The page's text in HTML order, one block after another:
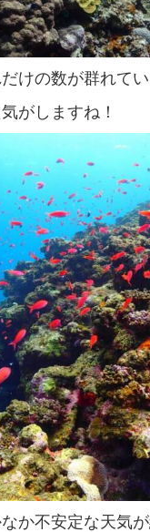
けの数が群れて
がしますね！
か不安定な天気